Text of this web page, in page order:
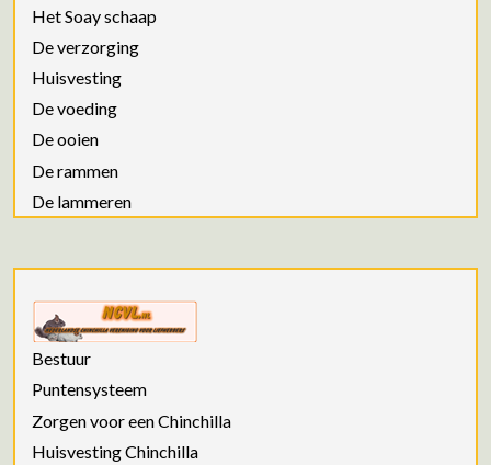
Het Soay schaap
De verzorging
Huisvesting
De voeding
De ooien
De rammen
De lammeren
Bestuur
Puntensysteem
Zorgen voor een Chinchilla
Huisvesting Chinchilla